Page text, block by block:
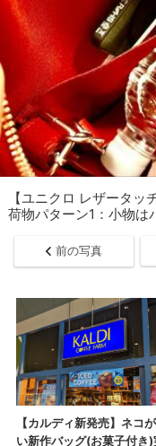
【ユニクロ レザータッ
荷物パターン1：小物は
前の写真